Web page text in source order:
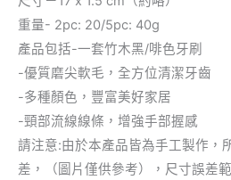
重量- 2pc: 20/5pc: 40g
產品包括-一套竹木黑/啡色牙刷
-優質磨尖軟毛，全方位清潔牙齒
-多種顏色，豐富美好家居
-頸部流線線條，增強手部握感
請注意:由於本產品皆為手工製作，
差，（圖片僅供參考），尺寸誤差